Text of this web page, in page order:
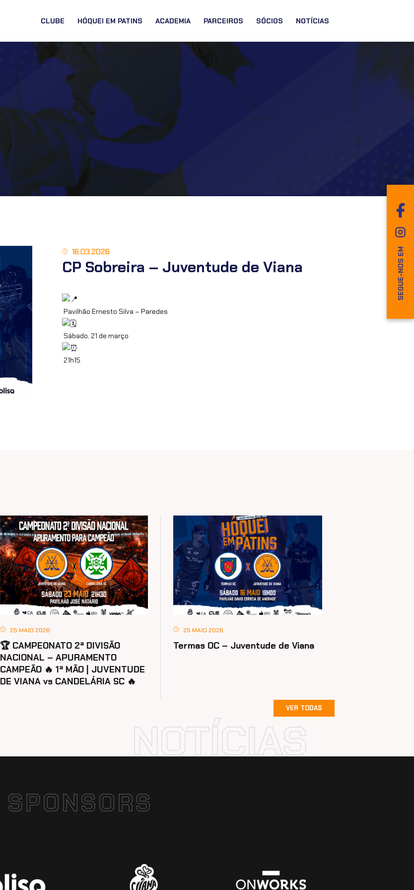
CLUBE HÓQUEI EM PATINS ACADEMIA PARCEIROS SÓCIOS NOTÍCIAS
SEGUE-NOS EM
16.03.2026
CP Sobreira – Juventude de Viana
Pavilhão Ernesto Silva – Paredes
Sábado, 21 de março
21h15
25 MAIO 2026
🏆 CAMPEONATO 2ª DIVISÃO
NACIONAL – APURAMENTO
CAMPEÃO 🔥 1ª MÃO | JUVENTUDE
DE VIANA vs CANDELÁRIA SC 🔥
25 MAIO 2026
Termas OC – Juventude de Viana
VER TODAS
SPONSORS